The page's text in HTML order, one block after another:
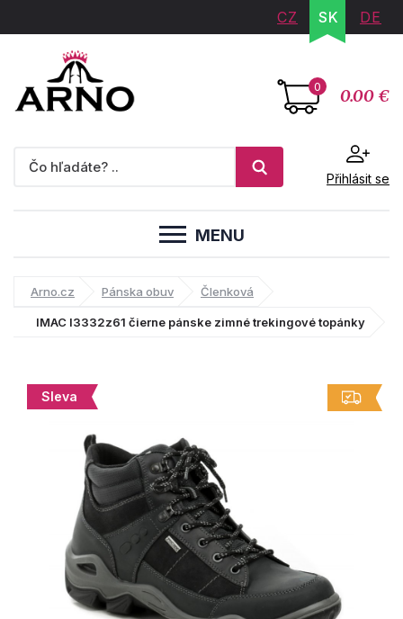
CZ SK DE
0 0.00 €
Přihlásit se
MENU
Arno.cz Pánska obuv Členková
IMAC I3332z61 čierne pánske zimné trekingové topánky
Sleva